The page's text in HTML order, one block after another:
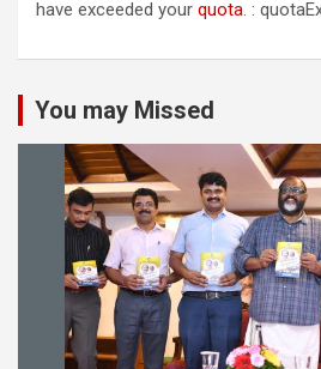
have exceeded your quota. :
You may Missed